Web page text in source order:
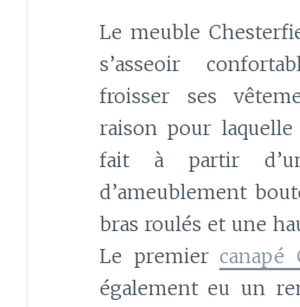
Le meuble
s’asseoir
froisser ses
raison pour
fait à partir
d’ameublement
bras roulés et une
Le premiercanapé
également eu un